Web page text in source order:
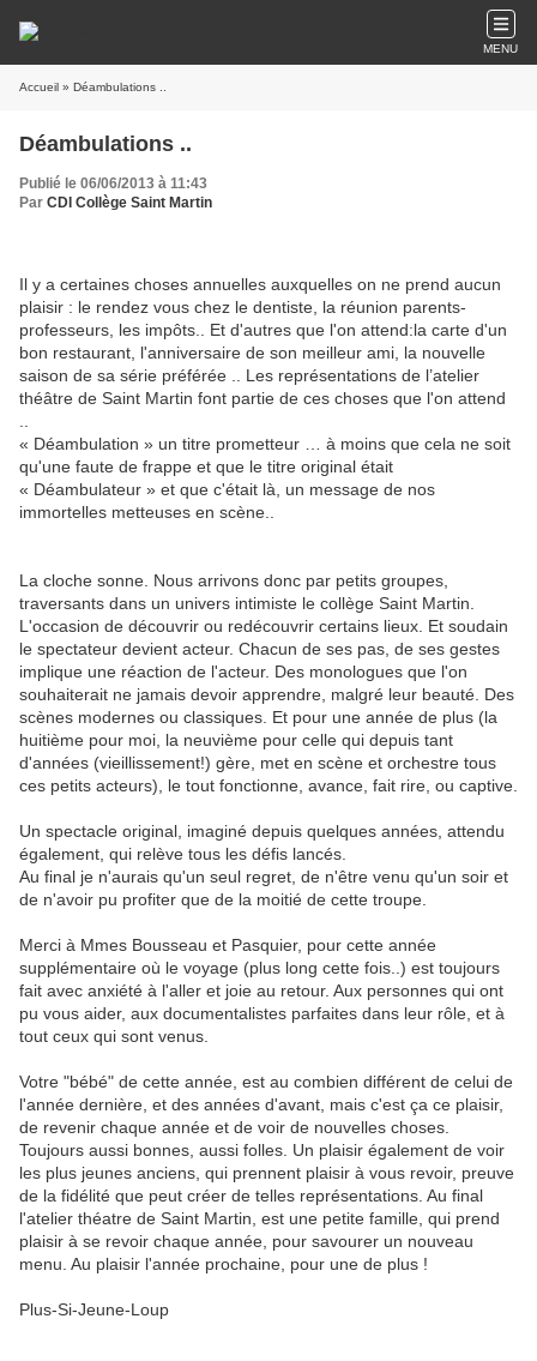
MENU
Accueil » Déambulations ..
Déambulations ..
Publié le 06/06/2013 à 11:43
Par CDI Collège Saint Martin
Il y a certaines choses annuelles auxquelles on ne prend aucun
plaisir : le rendez vous chez le dentiste, la réunion parents-
professeurs, les impôts.. Et d'autres que l'on attend:la carte d'un
bon restaurant, l'anniversaire de son meilleur ami, la nouvelle
saison de sa série préférée .. Les représentations de l’atelier
théâtre de Saint Martin font partie de ces choses que l'on attend
« Déambulation » un titre prometteur … à moins que cela ne soit
qu'une faute de frappe et que le titre original était
« Déambulateur » et que c'était là, un message de nos
immortelles metteuses en scène..
La cloche sonne. Nous arrivons donc par petits groupes,
traversants dans un univers intimiste le collège Saint Martin.
L'occasion de découvrir ou redécouvrir certains lieux. Et soudain
le spectateur devient acteur. Chacun de ses pas, de ses gestes
implique une réaction de l'acteur. Des monologues que l'on
souhaiterait ne jamais devoir apprendre, malgré leur beauté. Des
scènes modernes ou classiques. Et pour une année de plus (la
huitième pour moi, la neuvième pour celle qui depuis tant
d'années (vieillissement!) gère, met en scène et orchestre tous
ces petits acteurs), le tout fonctionne, avance, fait rire, ou captive.
Un spectacle original, imaginé depuis quelques années, attendu
également, qui relève tous les défis lancés.
Au final je n'aurais qu'un seul regret, de n'être venu qu'un soir et
de n'avoir pu profiter que de la moitié de cette troupe.
Merci à Mmes Bousseau et Pasquier, pour cette année
supplémentaire où le voyage (plus long cette fois..) est toujours
fait avec anxiété à l'aller et joie au retour. Aux personnes qui ont
pu vous aider, aux documentalistes parfaites dans leur rôle, et à
tout ceux qui sont venus.
Votre "bébé" de cette année, est au combien différent de celui de
l'année dernière, et des années d'avant, mais c'est ça ce plaisir,
de revenir chaque année et de voir de nouvelles choses.
Toujours aussi bonnes, aussi folles. Un plaisir également de voir
les plus jeunes anciens, qui prennent plaisir à vous revoir, preuve
de la fidélité que peut créer de telles représentations. Au final
l'atelier théatre de Saint Martin, est une petite famille, qui prend
plaisir à se revoir chaque année, pour savourer un nouveau
menu. Au plaisir l'année prochaine, pour une de plus !
Plus-Si-Jeune-Loup